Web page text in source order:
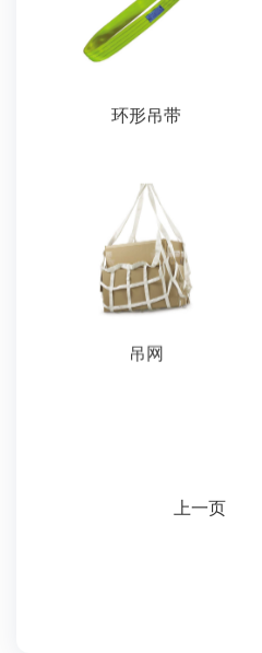
环形吊带
吊网
上一页